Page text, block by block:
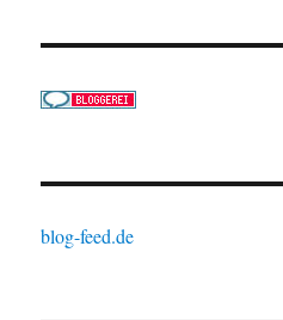
blog-feed.de